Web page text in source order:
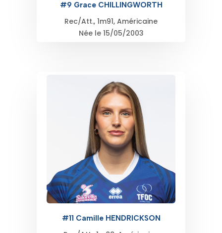
#9 Grace CHILLINGWORTH
Rec/Att., 1m91, Américaine
Née le 15/05/2003
#11 Camille HENDRICKSON